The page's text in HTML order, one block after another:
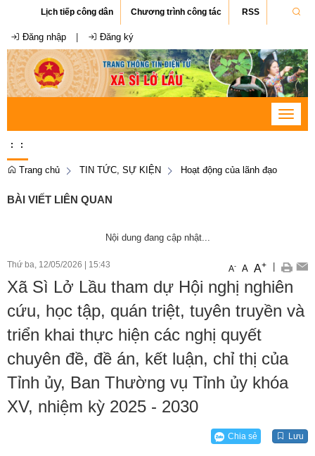
Lịch tiếp công dân Chương trình công tác RSS
Đăng nhập Đăng ký
Toggle
: :
Trang chủ TIN TỨC, SỰ KIỆN Hoạt động của lãnh đạo
BÀI VIẾT LIÊN QUAN
Nội dung đang cập nhật...
Thứ ba, 12/05/2026 15:43 A- A A+
Xã Sì Lở Lầu tham dự Hội nghị nghiên
cứu, học tập, quán triệt, tuyên truyền và
triển khai thực hiện các nghị quyết
chuyên đề, đề án, kết luận, chỉ thị của
Tỉnh ủy, Ban Thường vụ Tỉnh ủy khóa
XV, nhiệm kỳ 2025 - 2030
Chia sẻ Lưu